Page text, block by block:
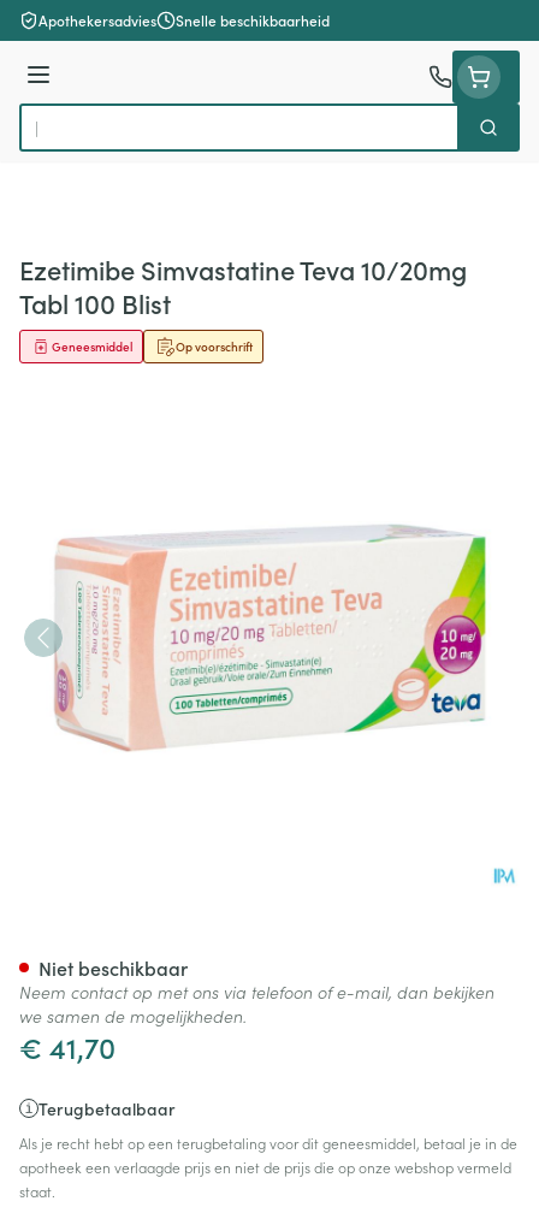
Ga naar de inhoud
Apothekersadvies Snelle beschikbaarheid
Menu
Product, merk, categorie...
Zoek
Ezetimibe Simvastatine Teva 10/20mg
Tabl 100 Blist
Op voorschrift
Geneesmiddel
€ 41,70
Terugbetaalbaar
Als je recht hebt op een terugbetaling voor dit geneesmiddel, betaal je in de
apotheek een verlaagde prijs en niet de prijs die op onze webshop vermeld
staat.
Niet beschikbaar
Neem contact op met ons via telefoon of e-mail, dan bekijken
we samen de mogelijkheden.